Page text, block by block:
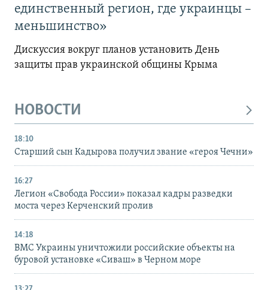
единственный регион, где украинцы –
меньшинство»
Дискуссия вокруг планов установить День
защиты прав украинской общины Крыма
НОВОСТИ
18:10
Старший сын Кадырова получил звание «героя Чечни»
16:27
Легион «Свобода России» показал кадры разведки
моста через Керченский пролив
14:18
ВМС Украины уничтожили российские объекты на
буровой установке «Сиваш» в Черном море